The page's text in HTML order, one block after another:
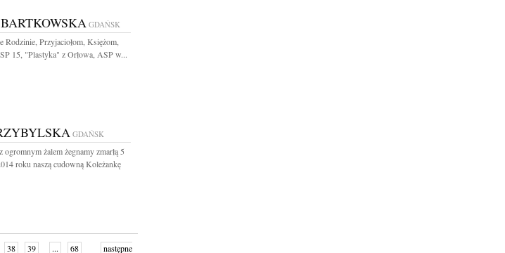
GDAŃSK
Rodzinie, Przyjaciołom, Księżom,
15, "Plastyka" z Orłowa, ASP w...
GDAŃSK
ogromnym żalem żegnamy zmarłą 5
roku naszą cudowną Koleżankę
38 39 ... 68 następne